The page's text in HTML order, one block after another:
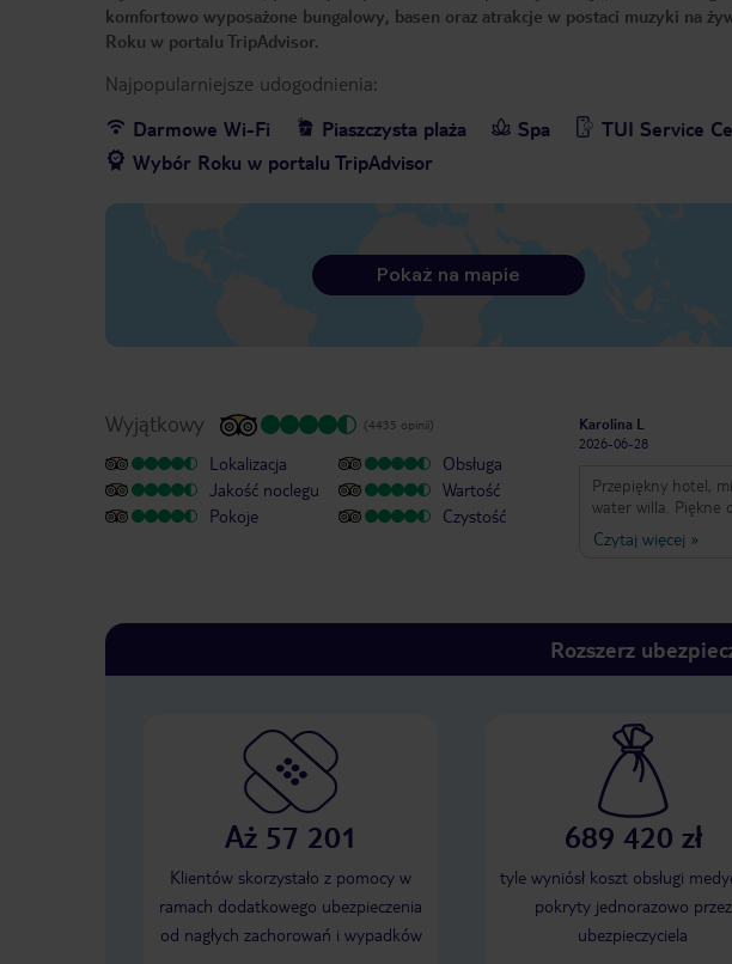
komfortowo wyposażone bungalowy, basen oraz atrakcje w postaci muzyki na
Roku w portalu TripAdvisor.
Najpopularniejsze udogodnienia:
Darmowe Wi-Fi
Piaszczysta plaża Spa
TUI Service
Wybór Roku w portalu TripAdvisor
Pokaż na mapie
Wyjątkowy (4435 opinii)
Lokalizacja
Jakość noclegu
Pokoje
Obsługa
Wartość
Czystość
Karolina L
2026-06-28
Przepiękny hotel,
water willa. Piękne
Obsługa na
Pracownicy bardzo
Czytaj więcej »
Rozszerz
Aż 57 201
Klientów skorzystało z pomocy w
ramach dodatkowego ubezpieczenia
od nagłych zachorowań i wypadków
689 420 zł
tyle wyniósł koszt obsługi
pokryty jednorazowo przez
ubezpieczyciela